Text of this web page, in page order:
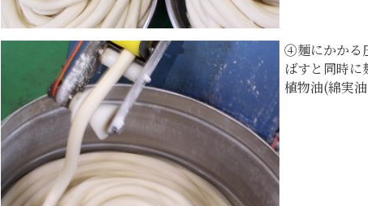
④麺にかかる
ばすと同時に
植物油(綿実